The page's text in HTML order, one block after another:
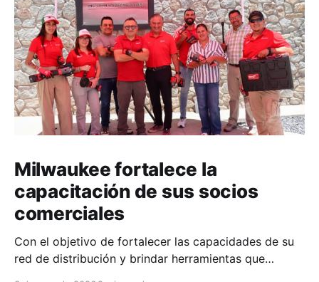
Milwaukee fortalece la
capacitación de sus socios
comerciales
Con el objetivo de fortalecer las capacidades de su
red de distribución y brindar herramientas que